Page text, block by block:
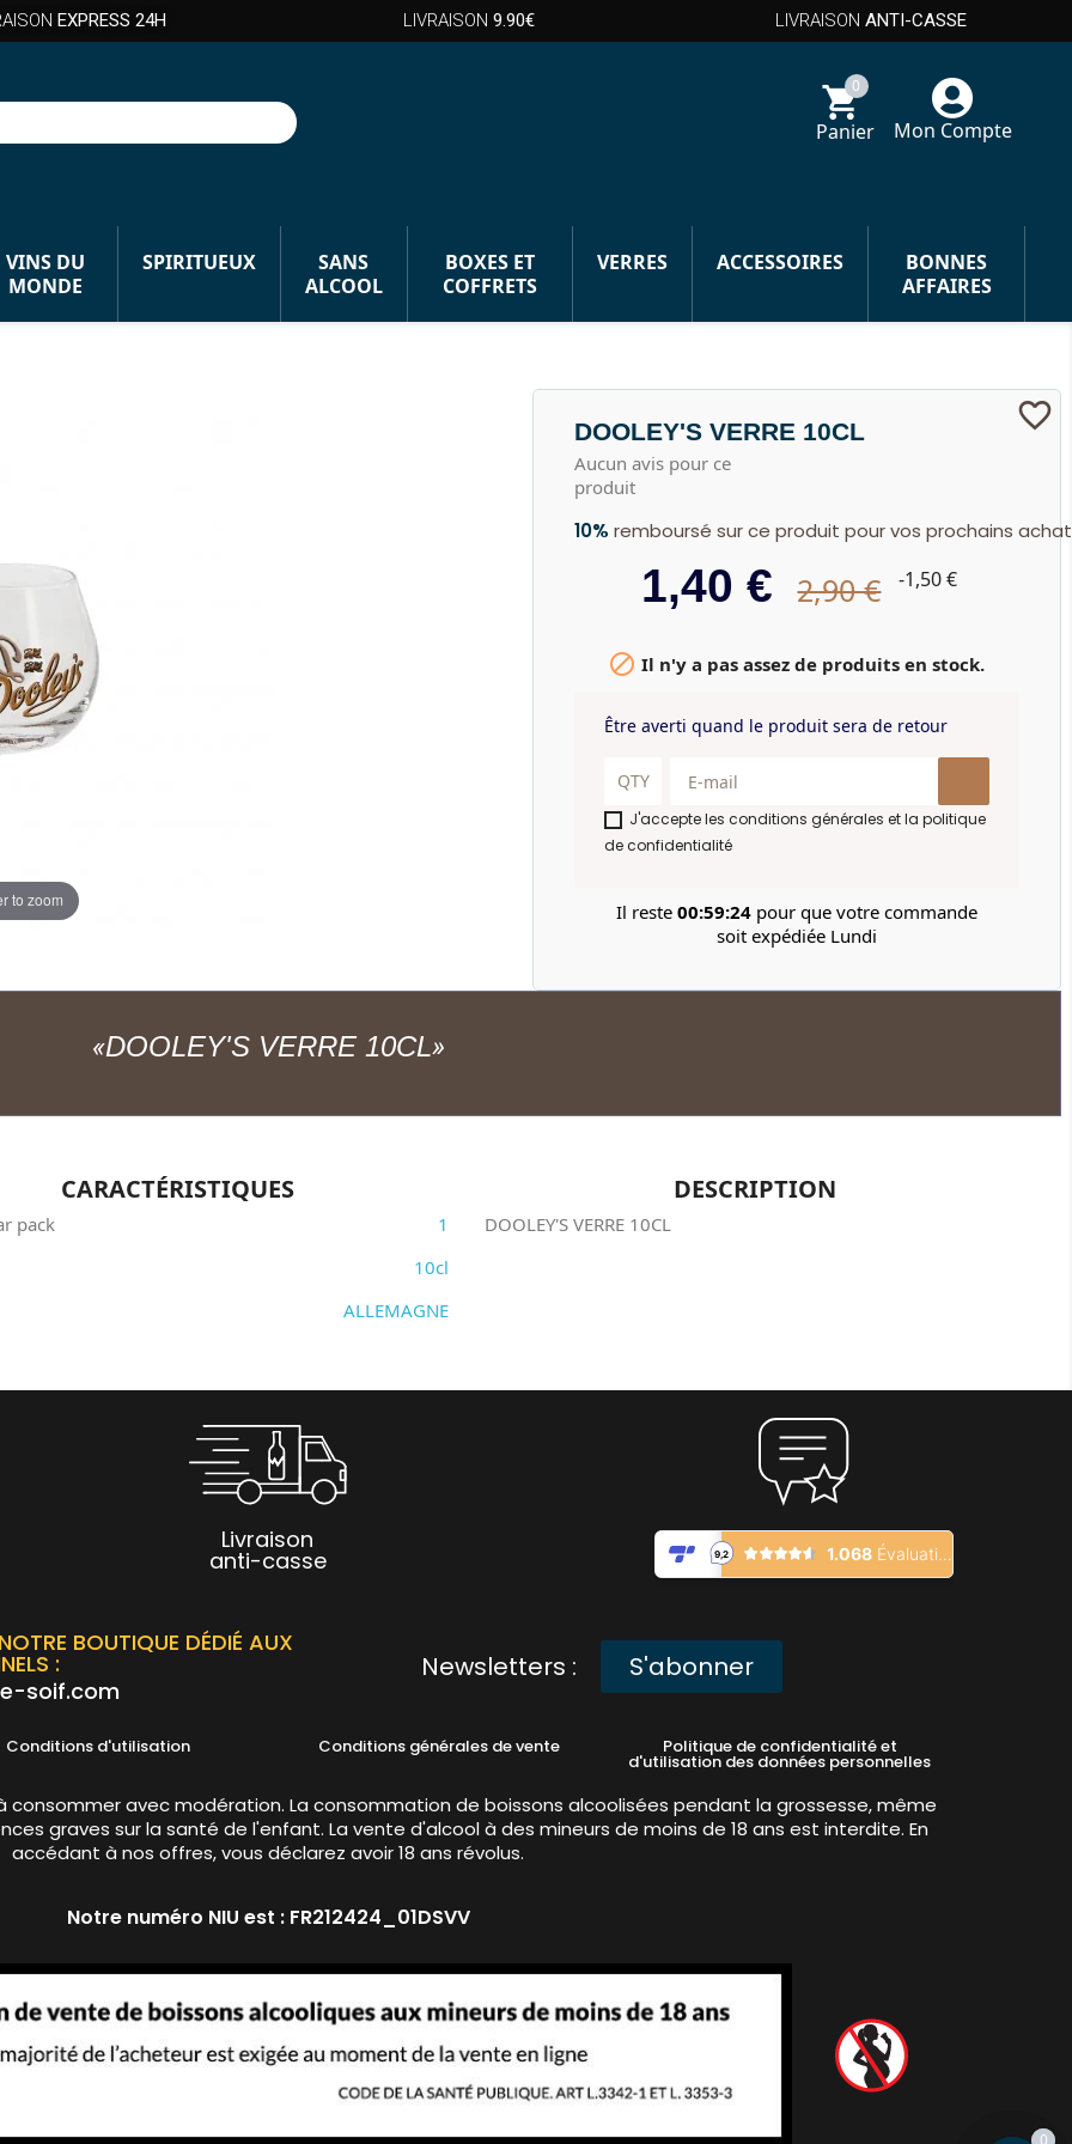
EXPRESS 24H LIVRAISON 9.90€ LIVRAISON ANTI-CASSE
shopping_cart
0
Panier Mon Compte
VINS DU
MONDE
SPIRITUEUX
SANS
ALCOOL
BOXES ET
COFFRETS
VERRES ACCESSOIRES
BONNES
AFFAIRES
to zoom
DOOLEY'S VERRE 10CL
Aucun avis pour ce
produit
favorite_border
10% remboursé sur ce produit pour vos prochains
1,40 € 2,90 € -1,50 €
 Il n'y a pas assez de produits en stock.
Être averti quand le produit sera de retour
J'accepte les conditions générales et la politique
de confidentialité
Il reste 00:59:24pour que votre commande
soit expédiée Lundi
DOOLEY'S VERRE 10CL
CARACTÉRISTIQUES
pack
1
10cl
ALLEMAGNE
DESCRIPTION
DOOLEY'S VERRE 10CL
Livraison
anti-casse
BOUTIQUE DÉDIÉ AUX
:
soif.com
Newsletters : S'abonner
Conditions d'utilisation Conditions générales de vente Politique de confidentialité et
d'utilisation des données personnelles
consommer avec modération. La consommation de boissons alcoolisées pendant la grossesse, même
graves sur la santé de l'enfant. La vente d'alcool à des mineurs de moins de 18 ans est interdite. En
accédant à nos offres, vous déclarez avoir 18 ans révolus.
Notre numéro NIU est : FR212424_01DSVV
0
0